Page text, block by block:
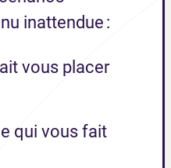
inattendue :
vous placer
qui vous fait